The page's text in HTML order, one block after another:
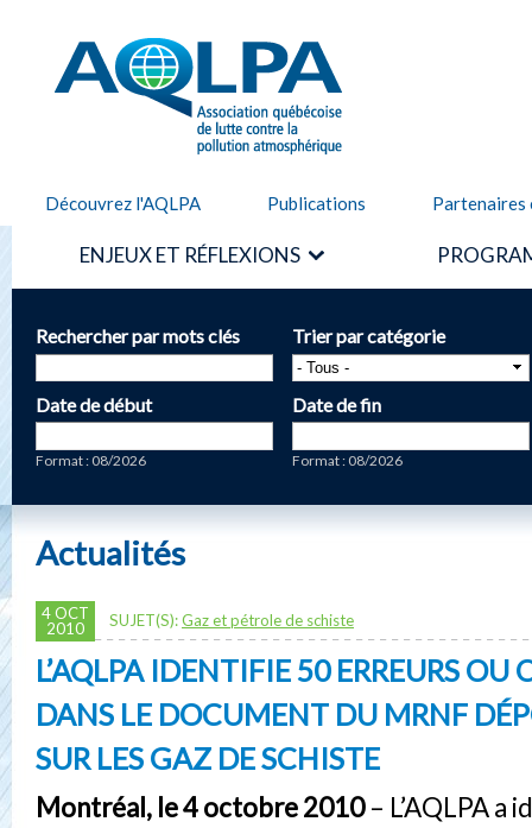
AQLPA
Découvrez l'AQLPA Publications Partenaires
ENJEUX ET RÉFLEXIONS
Rechercher par mots clés Trier par catégorie
Date de début
Format : 08/2026
Date de fin
Format : 08/2026
Actualités
4 OCT
2010
SUJET(S):Gaz et pétrole de schiste
L’AQLPA IDENTIFIE 50 ERREURS OU
DANS LE DOCUMENT DU MRNF
SUR LES GAZ DE SCHISTE
Montréal, le 4 octobre 2010– L’AQLPA a